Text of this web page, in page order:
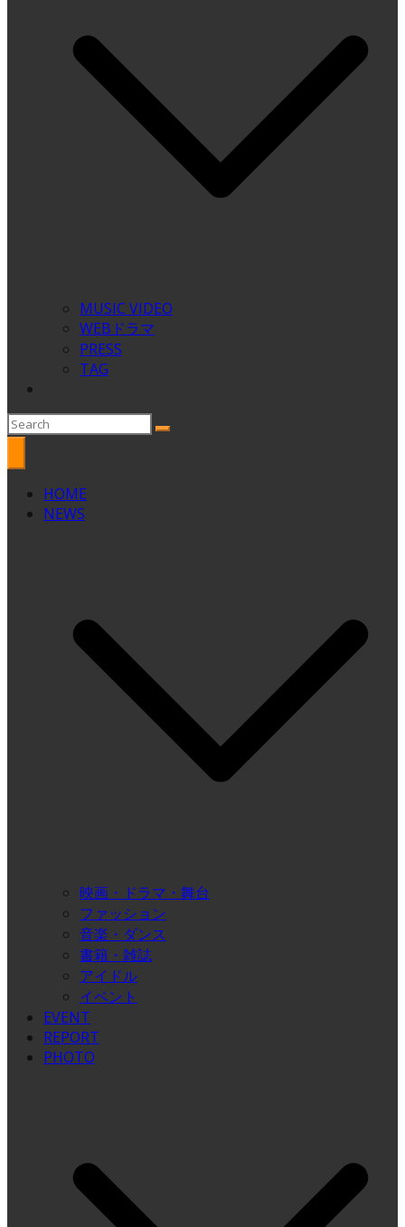
MUSIC VIDEO
WEBドラマ
PRESS
TAG
HOME
NEWS
映画・ドラマ・舞台
ファッション
音楽・ダンス
書籍・雑誌
アイドル
イベント
EVENT
REPORT
PHOTO